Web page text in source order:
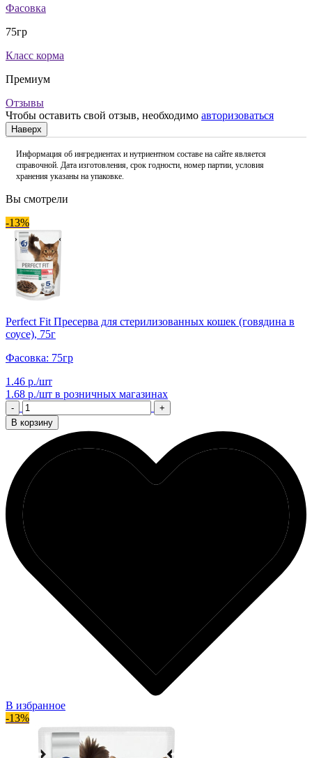
Фасовка
75гр
Класс корма
Премиум
Отзывы
Чтобы оставить свой отзыв, необходимо авторизоваться
Наверх
Информация об ингредиентах и нутриентном составе на сайте является
справочной. Дата изготовления, срок годности, номер партии, условия
хранения указаны на упаковке.
Вы смотрели
-13%
Perfect Fit Пресерва для стерилизованных кошек (говядина в
соусе), 75г
Фасовка: 75гр
1.46 р./шт
1.68 р./шт в розничных магазинах
-
+
В корзину
В избранное
-13%